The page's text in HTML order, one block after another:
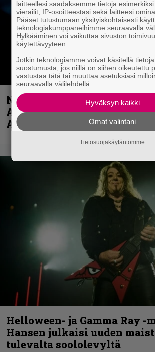
Näin lähtee Ghostin Tobias
Accept – menossa mukana
Anthrax- ja Korn-miehistöä
Helloween- ja Gamma Ray -
Hansen julkaisi uuden
tulevalta soololevyltä
laitteellesi saadaksemme tietoja
vierailit, IP-osoitteestasi sekä laitteesi
Pääset tutustumaan yksityiskohtaisesti
teknologiakumppaneihimme seuraavalla
Hylkääminen voi vaikuttaa sivuston
käytettävyyteen.
Jotkin teknologiamme voivat käsitellä
suostumusta, jos niillä on siihen oikeutettu
vastustaa tätä tai muuttaa asetuksiasi
seuraavalla välilehdellä.
Hyväksyn kaikki
Omat valintani
Tietosuojakäytäntömme